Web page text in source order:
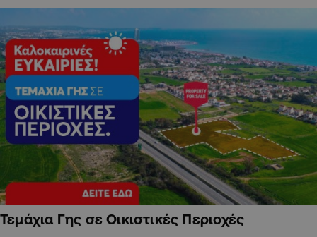
Τεμάχια Γης σε Οικιστικές Περιοχές